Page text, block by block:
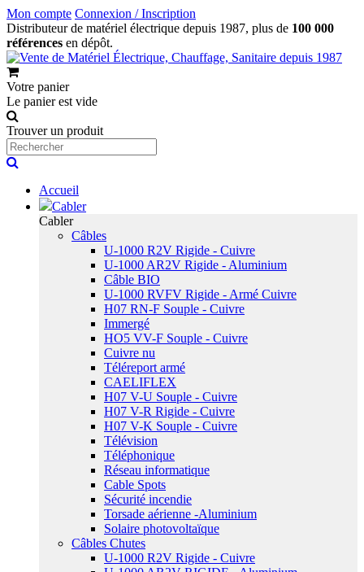
Mon compte Connexion / Inscription
Distributeur de matériel électrique depuis 1987, plus de 100 000
références en dépôt.
Votre panier
Le panier est vide
Trouver un produit
Accueil
Cabler
Cabler
Câbles
U-1000 R2V Rigide - Cuivre
U-1000 AR2V Rigide - Aluminium
Câble BIO
U-1000 RVFV Rigide - Armé Cuivre
H07 RN-F Souple - Cuivre
Immergé
HO5 VV-F Souple - Cuivre
Cuivre nu
Téléreport armé
CAELIFLEX
H07 V-U Souple - Cuivre
H07 V-R Rigide - Cuivre
H07 V-K Souple - Cuivre
Télévision
Téléphonique
Réseau informatique
Cable Spots
Sécurité incendie
Torsade aérienne -Aluminium
Solaire photovoltaïque
Câbles Chutes
U-1000 R2V Rigide - Cuivre